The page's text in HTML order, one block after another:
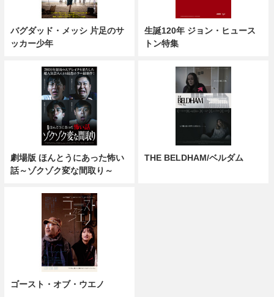
バグダッド・メッシ 片足のサ
ッカー少年
生誕120年 ジョン・ヒュース
トン特集
劇場版 ほんとうにあった怖い
話～ゾクゾク変な間取り～
THE BELDHAM/ベルダム
ゴースト・オブ・ウエノ